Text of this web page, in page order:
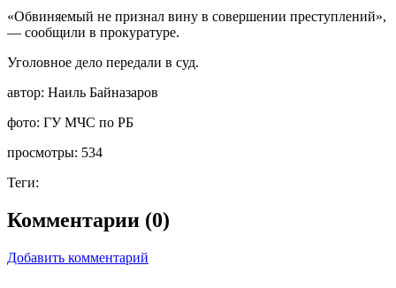
«Обвиняемый не признал вину в совершении преступлений»,
— сообщили в прокуратуре.
Уголовное дело передали в суд.
автор: Наиль Байназаров
фото: ГУ МЧС по РБ
просмотры: 534
Теги:
Комментарии (0)
Добавить комментарий